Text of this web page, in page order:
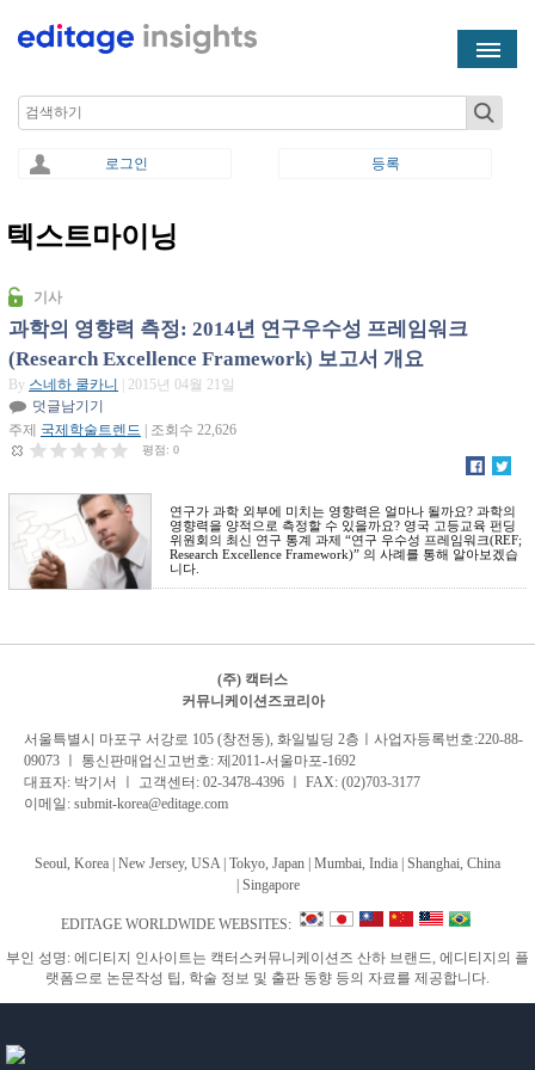
Search
로그인 등록
You are here
텍스트마이닝
기사
과학의 영향력 측정: 2014년 연구우수성 프레임워크
(Research Excellence Framework) 보고서 개요
By 스네하 쿨카니
| 2015년 04월 21일
덧글남기기
주제 국제학술트렌드 | 조회수 22,626
평점: 0
연구가 과학 외부에 미치는 영향력은 얼마나 될까요? 과학의
영향력을 양적으로 측정할 수 있을까요? 영국 고등교육 펀딩
위원회의 최신 연구 통계 과제 “연구 우수성 프레임워크(REF;
Research Excellence Framework)” 의 사례를 통해 알아보겠습
니다.
(주) 캑터스
커뮤니케이션즈코리아
서 울특별시 마포구 서강로 105 (창전동), 화일빌딩 2층 ㅣ사업자등록번호:220-88-
09073 ㅣ 통신판매업신고번호: 제2011-서울마포-1692
대표자: 박기서 ㅣ 고객센터: 02-3478-4396 ㅣ FAX: (02)703-3177
이메일: submit-korea@editage.com
Seoul, Korea | New Jersey, USA | Tokyo, Japan | Mumbai, India | Shanghai, China
Singapore
EDITAGE WORLDWIDE WEBSITES:
부인 성명: 에디티지 인사이트는 캑터스커뮤니케이션즈 산하 브랜드, 에디티지의 플
랫폼으로 논문작성 팁, 학술 정보 및 출판 동향 등의 자료를 제공합니다.